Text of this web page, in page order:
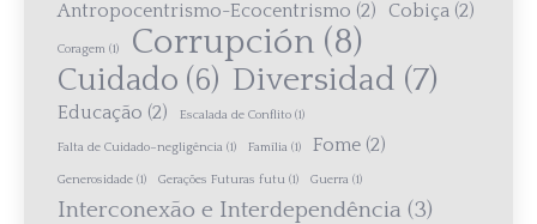
Antropocentrismo-Ecocentrismo (2) Cobiça (2)
Coragem (1) Corrupción (8)
Cuidado (6) Diversidad (7)
Educação (2) Escalada de Conflito (1)
Falta de Cuidado–negligência (1) Família (1) Fome (2)
Generosidade (1) Gerações Futuras futu (1) Guerra (1)
Interconexão e Interdependência (3)